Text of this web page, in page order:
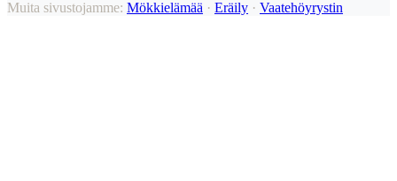
Muita sivustojamme: Mökkielämää · Eräily · Vaatehöyrystin